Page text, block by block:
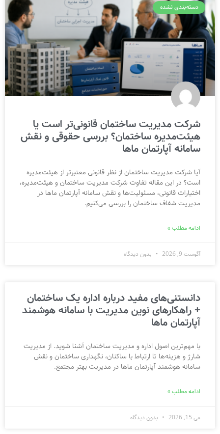
دسته‌بندی نشده
شرکت مدیریت ساختمان قانونی‌تر است یا
هیئت‌مدیره ساختمان؟ بررسی حقوقی و نقش
سامانه آپارتمان ماها
آیا شرکت مدیریت ساختمان از نظر قانونی معتبرتر از هیئت‌مدیره
است؟ در این مقاله تفاوت شرکت مدیریت ساختمان و هیئت‌مدیره،
اختیارات قانونی، مسئولیت‌ها و نقش سامانه آپارتمان ماها در
مدیریت شفاف ساختمان را بررسی می‌کنیم.
ادامه مطلب »
آگوست 9, 2026 بدون دیدگاه
دانستنی‌های مفید درباره اداره یک ساختمان
+ راهکارهای نوین مدیریت با سامانه هوشمند
آپارتمان ماها
با مهم‌ترین اصول اداره و مدیریت ساختمان آشنا شوید. از مدیریت
شارژ و هزینه‌ها تا ارتباط با ساکنان، نگهداری ساختمان و نقش
سامانه هوشمند آپارتمان ماها در مدیریت بهتر مجتمع.
ادامه مطلب »
می 15, 2026 بدون دیدگاه